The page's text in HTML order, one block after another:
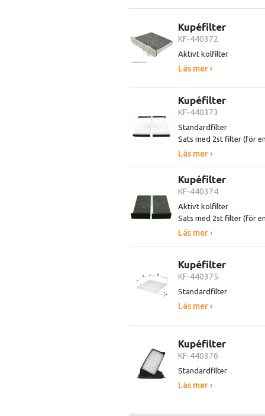
Kupéfilter
KF-440372
Aktivt kolfilter
Läs mer ›
Kupéfilter
KF-440373
Standardfilter
Sats med 2st filter (för
Läs mer ›
Kupéfilter
KF-440374
Aktivt kolfilter
Sats med 2st filter (för
Läs mer ›
Kupéfilter
KF-440375
Standardfilter
Läs mer ›
Kupéfilter
KF-440376
Standardfilter
Läs mer ›